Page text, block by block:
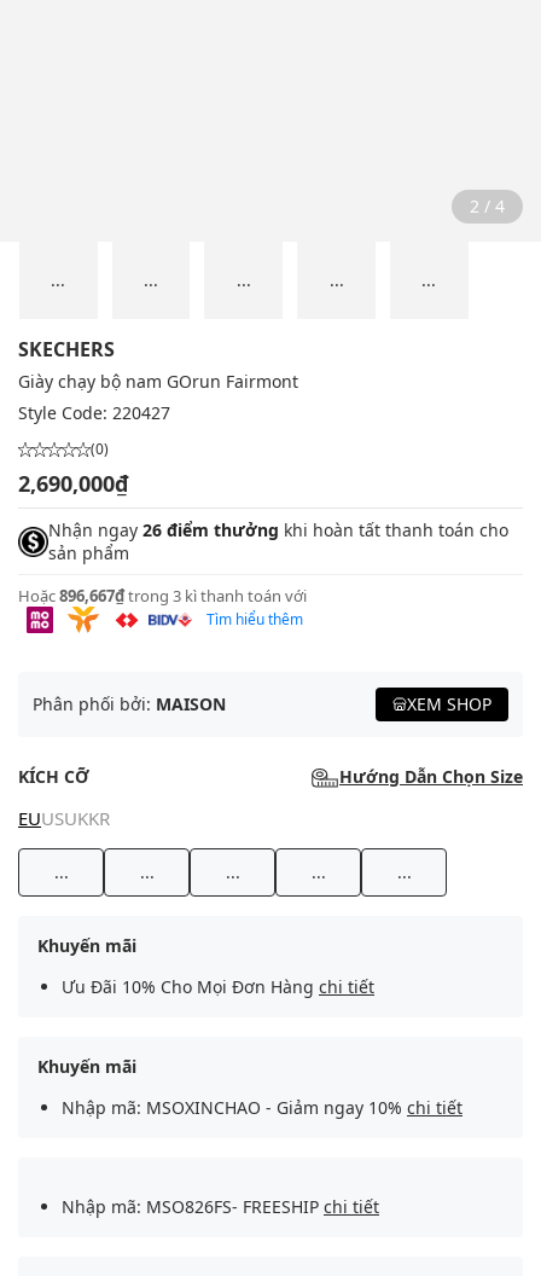
2 / 4
... ... ... ... ...
SKECHERS
Giày chạy bộ nam GOrun Fairmont
Style Code: 220427
(0)
2,690,000₫
Nhận ngay 26 điểm thưởng khi hoàn tất thanh toán cho
sản phẩm
Hoặc896,667₫trong 3 kì thanh toán với
Tìm hiểu thêm
Phân phối bởi: MAISON XEM SHOP
KÍCH CỠ Hướng Dẫn Chọn Size
EUUSUKKR
... ... ... ... ...
Khuyến mãi
Ưu Đãi 10% Cho Mọi Đơn Hàng chi tiết
Khuyến mãi
Nhập mã: MSOXINCHAO - Giảm ngay 10% chi tiết
Nhập mã: MSO826FS- FREESHIP chi tiết